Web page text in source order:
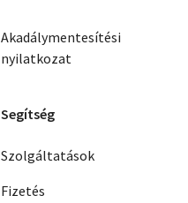
Akadálymentesítési
nyilatkozat
Segítség
Szolgáltatások
Fizetés